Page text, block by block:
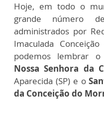
Hoje, em todo o
grande número
administrados por
Imaculada
podemos lembrar
Nossa Senhora da
Aparecida (SP) e o
da Conceição do